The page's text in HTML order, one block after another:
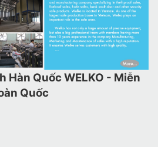
Hàn Quốc WELKO - Miễn
Quốc